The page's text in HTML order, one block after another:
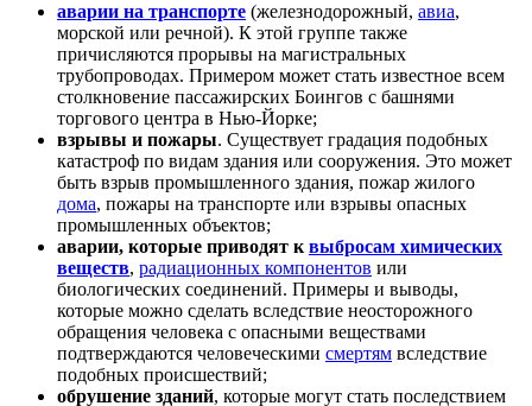
аварии на транспорте (железнодорожный, авиа,
морской или речной). К этой группе также
причисляются прорывы на магистральных
трубопроводах. Примером может стать известное всем
столкновение пассажирских Боингов с башнями
торгового центра в Нью-Йорке;
взрывы и пожары. Существует градация подобных
катастроф по видам здания или сооружения. Это может
быть взрыв промышленного здания, пожар жилого
дома, пожары на транспорте или взрывы опасных
промышленных объектов;
аварии, которые приводят квыбросам химических
веществ, радиационных компонентов или
биологических соединений. Примеры и выводы,
которые можно сделать вследствие неосторожного
обращения человека с опасными веществами
подтверждаются человеческими смертям вследствие
подобных происшествий;
обрушение зданий, которые могут стать последствием